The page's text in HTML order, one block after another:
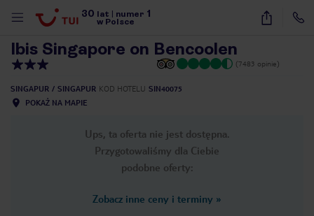
30 lat numer 1
w Polsce
17
Ibis Singapore on Bencoolen
(7483 opinie)
SINGAPUR SINGAPUR KOD HOTELU SIN40075
POKAŻ NA MAPIE
Ups, ta oferta nie jest dostępna.
Przygotowaliśmy dla Ciebie
podobne oferty:
Zobacz inne ceny i terminy »